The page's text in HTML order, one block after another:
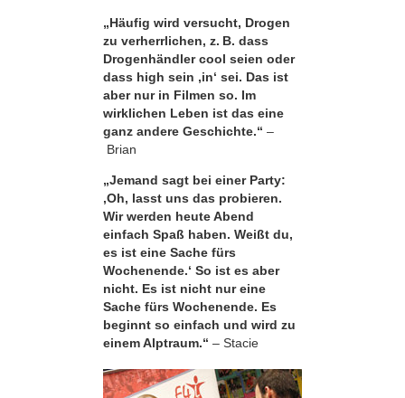
„Häufig wird versucht, Drogen
zu verherrlichen, z. B. dass
Drogenhändler cool seien oder
dass high sein ,in‘ sei. Das ist
aber nur in Filmen so. Im
wirklichen Leben ist das eine
ganz andere Geschichte.“ –
Brian
„Jemand sagt bei einer Party:
‚Oh, lasst uns das probieren.
Wir werden heute Abend
einfach Spaß haben. Weißt du,
es ist eine Sache fürs
Wochenende.‘ So ist es aber
nicht. Es ist nicht nur eine
Sache fürs Wochenende. Es
beginnt so einfach und wird zu
einem Alptraum.“ – Stacie